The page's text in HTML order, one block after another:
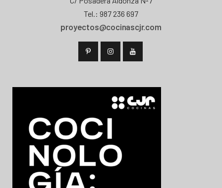
Tel.: 987 236 697
proyectos@cocinascjr.com